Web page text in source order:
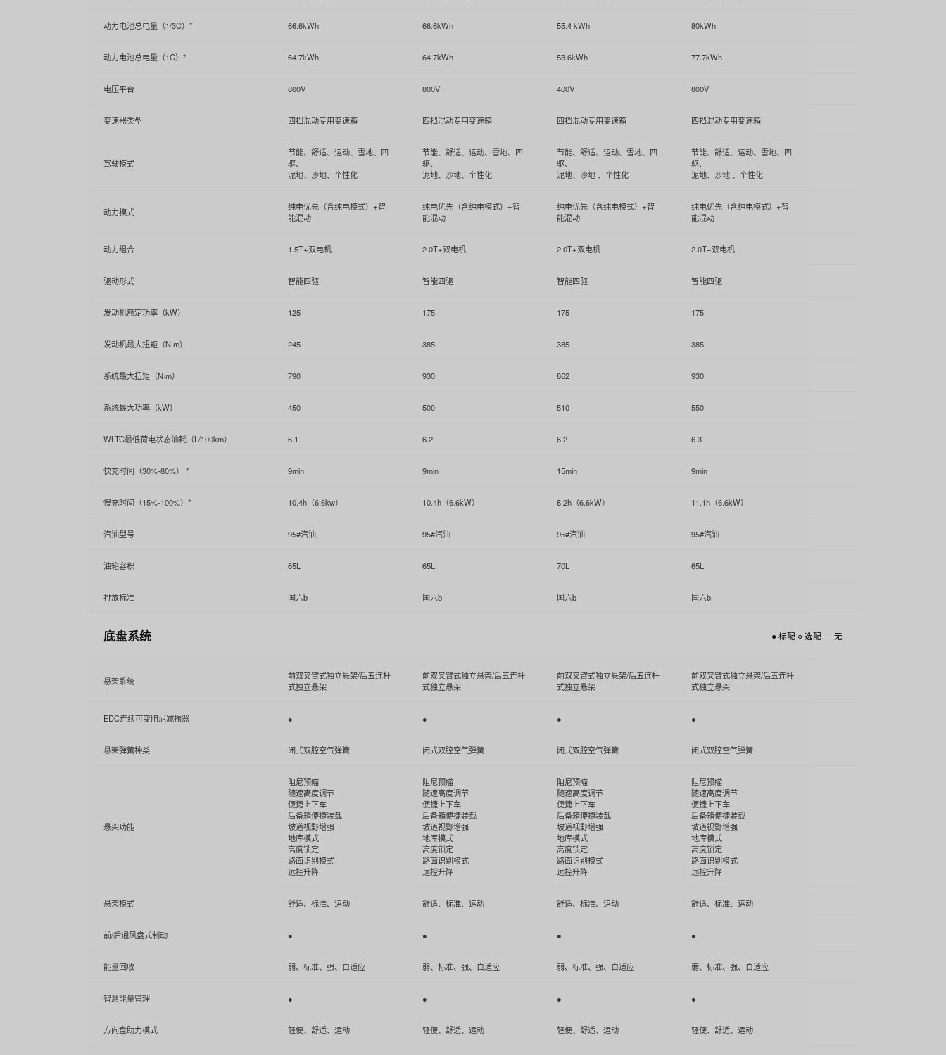
扫码下载App
动力电池总电量（1/3C）* 66.6kWh 66.6kWh 55.4 kWh 80kWh
动力电池总电量（1C）* 64.7kWh 64.7kWh 53.6kWh 77.7kWh
电压平台 800V 800V 400V 800V
变速器类型 四挡混动专用变速箱 四挡混动专用变速箱 四挡混动专用变速箱 四挡混动专用变速箱
驾驶模式
节能、舒适、运动、雪地、四
驱、
泥地、沙地、个性化
节能、舒适、运动、雪地、四
驱、
泥地、沙地、个性化
节能、舒适、运动、雪地、四
驱、
泥地、沙地 、个性化
节能、舒适、运动、雪地、四
驱、
泥地、沙地 、个性化
动力模式
纯电优先（含纯电模式）+智
能混动
纯电优先（含纯电模式）+智
能混动
纯电优先（含纯电模式）+智
能混动
纯电优先（含纯电模式）+智
能混动
动力组合 1.5T+双电机 2.0T+双电机 2.0T+双电机 2.0T+双电机
驱动形式 智能四驱 智能四驱 智能四驱 智能四驱
发动机额定功率（kW） 125 175 175 175
发动机最大扭矩（N·m） 245 385 385 385
系统最大扭矩（N·m） 790 930 862 930
系统最大功率（kW） 450 500 510 550
WLTC最低荷电状态油耗（L/100km） 6.1 6.2 6.2 6.3
快充时间（30%-80%） * 9min 9min 15min 9min
慢充时间（15%-100%）* 10.4h（6.6kw） 10.4h（6.6kW） 8.2h（6.6kW） 11.1h（6.6kW）
汽油型号 95#汽油 95#汽油 95#汽油 95#汽油
油箱容积 65L 65L 70L 65L
排放标准 国六b 国六b 国六b 国六b
底盘系统 ● 标配 ○ 选配 — 无
悬架系统
前双叉臂式独立悬架/后五连杆
式独立悬架
前双叉臂式独立悬架/后五连杆
式独立悬架
前双叉臂式独立悬架/后五连杆
式独立悬架
前双叉臂式独立悬架/后五连杆
式独立悬架
EDC连续可变阻尼减振器 ● ● ● ●
悬架弹簧种类 闭式双腔空气弹簧 闭式双腔空气弹簧 闭式双腔空气弹簧 闭式双腔空气弹簧
悬架功能
阻尼预瞄
随速高度调节
便捷上下车
后备箱便捷装载
坡道视野增强
地库模式
高度锁定
路面识别模式
远控升降
阻尼预瞄
随速高度调节
便捷上下车
后备箱便捷装载
坡道视野增强
地库模式
高度锁定
路面识别模式
远控升降
阻尼预瞄
随速高度调节
便捷上下车
后备箱便捷装载
坡道视野增强
地库模式
高度锁定
路面识别模式
远控升降
阻尼预瞄
随速高度调节
便捷上下车
后备箱便捷装载
坡道视野增强
地库模式
高度锁定
路面识别模式
远控升降
悬架模式 舒适、标准、运动 舒适、标准、运动 舒适、标准、运动 舒适、标准、运动
前/后通风盘式制动 ● ● ● ●
能量回收 弱、标准、强、自适应 弱、标准、强、自适应 弱、标准、强、自适应 弱、标准、强、自适应
智慧能量管理 ● ● ● ●
方向盘助力模式 轻便、舒适、运动 轻便、舒适、运动 轻便、舒适、运动 轻便、舒适、运动